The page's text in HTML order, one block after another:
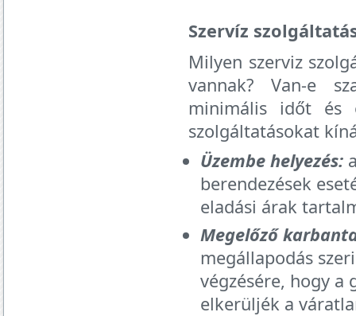
Szervíz
Milyen szerviz
vannak? Van-e
minimális időt és
szolgáltatásokat
Üzembe helyezés:
berendezések
eladási árak
Megelőző
megállapodás
végzésére, hogy
elkerüljék a